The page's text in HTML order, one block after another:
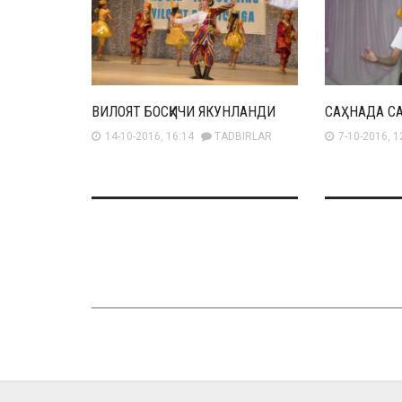
ВИЛОЯТ БОСҚИЧИ ЯКУНЛАНДИ
14-10-2016, 16:14 TADBIRLAR
САҲНАДА
7-10-2016,